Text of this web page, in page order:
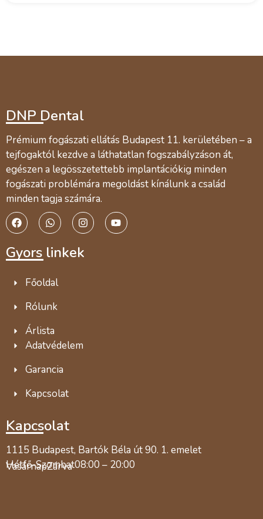
DNP Dental
Prémium fogászati ellátás Budapest 11. kerületében – a
tejfogaktól kezdve a láthatatlan fogszabályzáson át,
egészen a legösszetettebb implantációkig minden
fogászati problémára megoldást kínálunk a család
minden tagja számára.
Gyors linkek
Főoldal
Rólunk
Árlista
Adatvédelem
Garancia
Kapcsolat
Kapcsolat
1115 Budapest, Bartók Béla út 90. 1. emelet
Hétfő-Szombat08:00 – 20:00
VasárnapZárva